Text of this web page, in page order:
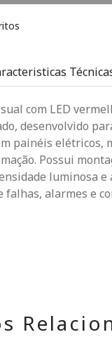
com LED
desenvolvido
painéis elétricos,
Possui
luminosa e
falhas, alarmes e